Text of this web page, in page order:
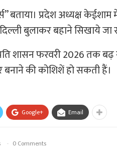
बताया। प्रदेश अध्यक्ष
बुलाकर बहाने सिखाये जा
शासन फरवरी 2026 तक
बनाने की कोशिशें हो सकती हैं।
Google+ Email
0 Comments